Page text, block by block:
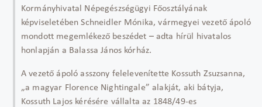
Kormányhivatal Népegészségügyi Főosztályának
képviseletében Schneidler Mónika, vármegyei vezető ápoló
mondott megemlékező beszédet – adta hírül hivatalos
honlapján a Balassa János kórház.
A vezető ápoló asszony felelevenítette Kossuth Zsuzsanna,
„a magyar Florence Nightingale” alakját, aki bátyja,
Kossuth Lajos kérésére vállalta az 1848/49-es